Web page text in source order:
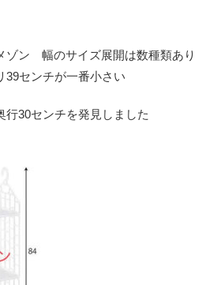
ゾン 幅のサイズ展開は数種類あり
39センチが一番小さい
行30センチを発見しました